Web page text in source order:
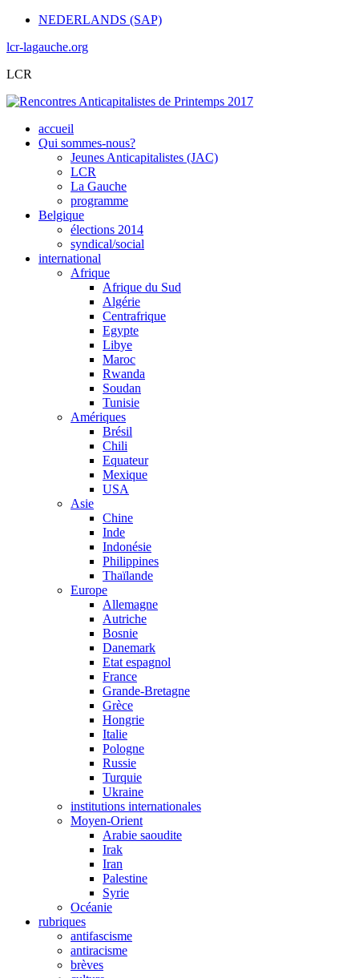
NEDERLANDS (SAP)
lcr-lagauche.org
LCR
accueil
Qui sommes-nous?
Jeunes Anticapitalistes (JAC)
LCR
La Gauche
programme
Belgique
élections 2014
syndical/social
international
Afrique
Afrique du Sud
Algérie
Centrafrique
Egypte
Libye
Maroc
Rwanda
Soudan
Tunisie
Amériques
Brésil
Chili
Equateur
Mexique
USA
Asie
Chine
Inde
Indonésie
Philippines
Thaïlande
Europe
Allemagne
Autriche
Bosnie
Danemark
Etat espagnol
France
Grande-Bretagne
Grèce
Hongrie
Italie
Pologne
Russie
Turquie
Ukraine
institutions internationales
Moyen-Orient
Arabie saoudite
Irak
Iran
Palestine
Syrie
Océanie
rubriques
antifascisme
antiracisme
brèves